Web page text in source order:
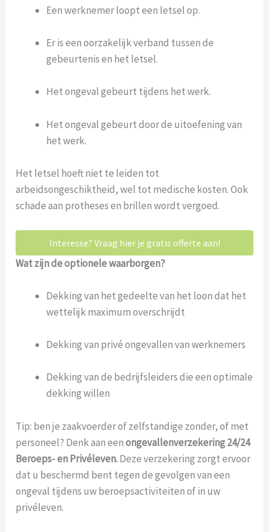
Een werknemer loopt een letsel op.
Er is een oorzakelijk verband tussen de
gebeurtenis en het letsel.
Het ongeval gebeurt tijdens het werk.
Het ongeval gebeurt door de uitoefening van
het werk.
Het letsel hoeft niet te leiden tot
arbeidsongeschiktheid, wel tot medische kosten. Ook
schade aan protheses en brillen wordt vergoed.
Interesse? Vraag hier je gratis offerte aan!
Wat zijn de optionele waarborgen?
Dekking van het gedeelte van het loon dat het
wettelijk maximum overschrijdt
Dekking van privé ongevallen van werknemers
Dekking van de bedrijfsleiders die een optimale
dekking willen
Tip: ben je zaakvoerder of zelfstandige zonder, of met
personeel? Denk aan eenongevallenverzekering 24/24
Beroeps- en Privéleven.Deze verzekering zorgt ervoor
dat u beschermd bent tegen de gevolgen van een
ongeval tijdens uw beroepsactiviteiten of in uw
privéleven.